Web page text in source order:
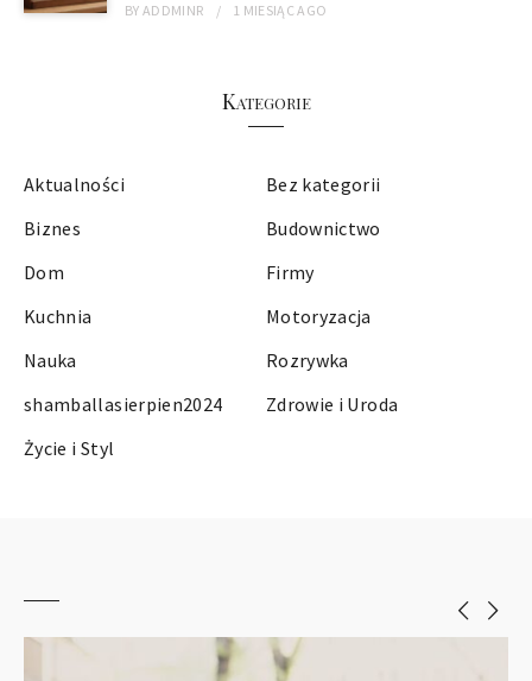
BYADDMINR 1 MIESIĄC AGO
Kategorie
Aktualności
Bez kategorii
Biznes
Budownictwo
Dom
Firmy
Kuchnia
Motoryzacja
Nauka
Rozrywka
shamballasierpien2024
Zdrowie i Uroda
Życie i Styl